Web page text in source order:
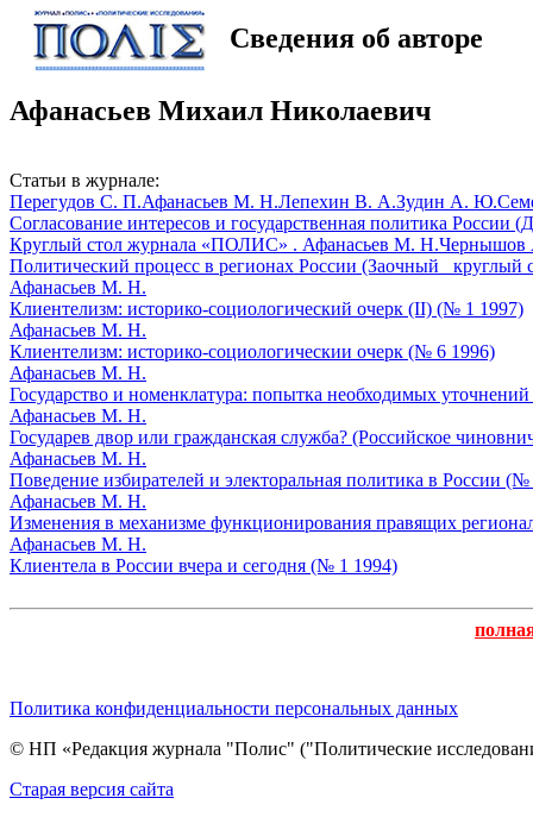
Сведения об авторе
Афанасьев Михаил Николаевич
Статьи в журнале:
Перегудов С. П.Афанасьев М. Н.Лепехин В. А.Зудин А. Ю.
Согласование интересов и государственная политика России
Круглый стол журнала «ПОЛИС» . Афанасьев М. Н.Чернышов
Политический процесс в регионах России (Заочный _круглый
Афанасьев М. Н.
Клиентелизм: историко-социологический очерк (II) (№ 1 1997)
Афанасьев М. Н.
Клиентелизм: историко-социологическии очерк (№ 6 1996)
Афанасьев М. Н.
Государство и номенклатура: попытка необходимых
Афанасьев М. Н.
Государев двор или гражданская служба? (Российское
Афанасьев М. Н.
Поведение избирателей и электоральная политика в России
Афанасьев М. Н.
Изменения в механизме функционирования правящих
Афанасьев М. Н.
Клиентела в России вчера и сегодня (№ 1 1994)
Политика конфиденциальности персональных данных
© НП «Редакция журнала "Полис" ("Политические
Cтарая версия сайта